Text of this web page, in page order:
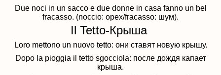
Due noci in un sacco e due donne in casa fanno un bel
fracasso. (noccio: орех/fracasso: шум).
Il Tetto-Крыша
Loro mettono un nuovo tetto: они ставят новую крышу.
Dopo la pioggia il tetto sgocciola: после дождя капает
крыша.